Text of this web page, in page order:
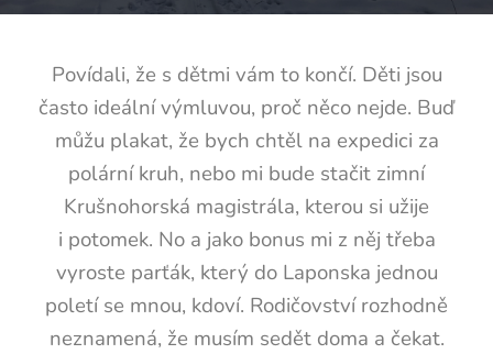
Povídali, že s dětmi vám to končí. Děti jsou
často ideální výmluvou, proč něco nejde. Buď
můžu plakat, že bych chtěl na expedici za
polární kruh, nebo mi bude stačit zimní
Krušnohorská magistrála, kterou si užije
i potomek. No a jako bonus mi z něj třeba
vyroste parťák, který do Laponska jednou
poletí se mnou, kdoví. Rodičovství rozhodně
neznamená, že musím sedět doma a čekat.